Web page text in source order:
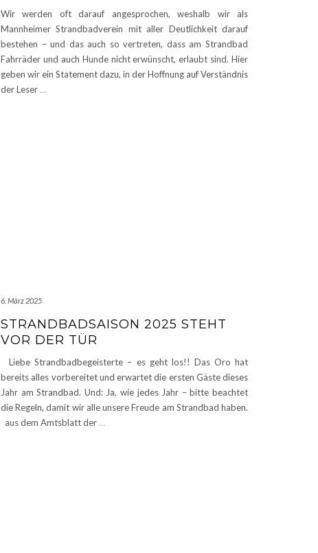
Wir werden oft darauf angesprochen, weshalb wir als
Mannheimer Strandbadverein mit aller Deutlichkeit darauf
bestehen – und das auch so vertreten, dass am Strandbad
Fahrräder und auch Hunde nicht erwünscht, erlaubt sind. Hier
geben wir ein Statement dazu, in der Hoffnung auf Verständnis
der Leser …
6. März 2025
STRANDBADSAISON 2025 STEHT
VOR DER TÜR
Liebe Strandbadbegeisterte – es geht los!! Das Oro hat
bereits alles vorbereitet und erwartet die ersten Gäste dieses
Jahr am Strandbad. Und: Ja, wie jedes Jahr – bitte beachtet
die Regeln, damit wir alle unsere Freude am Strandbad haben.
aus dem Amtsblatt der…